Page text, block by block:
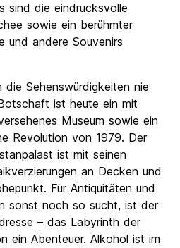
sind die eindrucksvolle
sowie ein berühmter
und andere Souvenirs
die Sehenswürdigkeiten nie
ist heute ein mit
Museum sowie ein
Revolution von 1979. Der
ist mit seinen
an Decken und
Für Antiquitäten und
sonst noch so sucht, ist der
– das Labyrinth der
ein Abenteuer. Alkohol ist im